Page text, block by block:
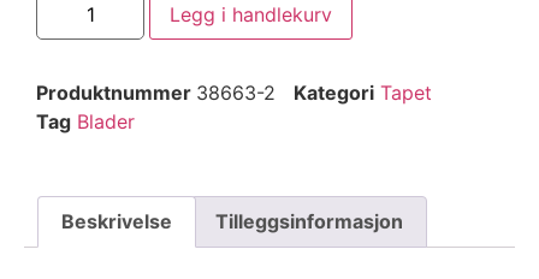
Legg i handlekurv
Produktnummer 38663-2 Kategori Tapet
Tag Blader
Beskrivelse Tilleggsinformasjon